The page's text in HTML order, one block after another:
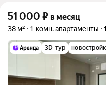
51 000 ₽ в месяц
38 м² 1-комн. апартаменты
3D-тур